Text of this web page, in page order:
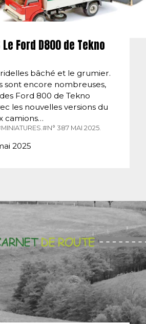
Le Ford D800 de Tekno
bâché et le grumier.
sont encore nombreuses,
Ford 800 de Tekno
les nouvelles versions du
camions…
#N° 387 MAI 2025.
2025